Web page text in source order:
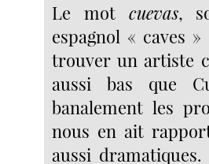
Le mot cuevas,
espagnol « caves
trouver un artiste
aussi bas que
banalement les
nous en ait
aussi